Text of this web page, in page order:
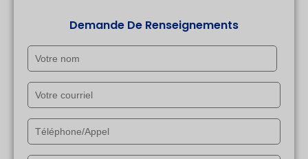
Demande De Renseignements